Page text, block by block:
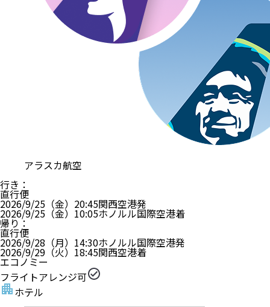
アラスカ航空
行き ：
直行便
2026/9/25（金） 20:45関西空港発
2026/9/25（金） 10:05ホノルル国際空港着
帰り ：
直行便
2026/9/28（月） 14:30ホノルル国際空港発
2026/9/29（火） 18:45関西空港着
エコノミー
フライトアレンジ可
ホテル